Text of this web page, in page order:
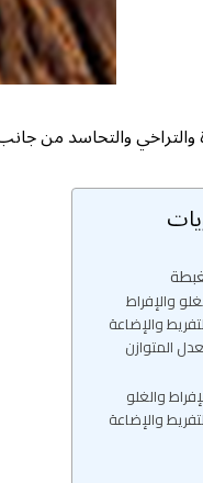
والتراخي والتحاسد من
والإفراط
والإضاعة
المتوازن
والغلو
والإضاعة